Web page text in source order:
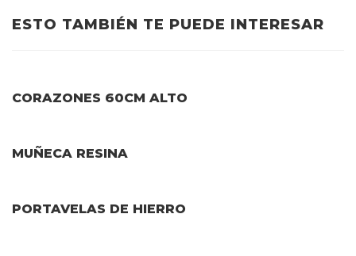
ESTO TAMBIÉN TE PUEDE INTERESAR
CORAZONES 60CM ALTO
MUÑECA RESINA
PORTAVELAS DE HIERRO